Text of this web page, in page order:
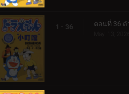
1 - 36
May. 13, 2026